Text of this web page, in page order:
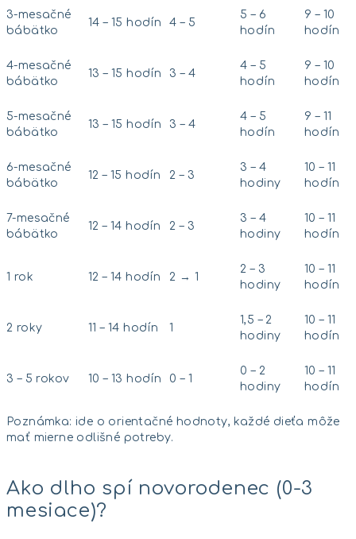
3-mesačné
bábätko
14 – 15 hodín 4 – 5
5 – 6
hodín
9 – 10
hodín
4-mesačné
bábätko
13 – 15 hodín 3 – 4
4 – 5
hodín
9 – 10
hodín
5-mesačné
bábätko
13 – 15 hodín 3 – 4
4 – 5
hodín
9 – 11
hodín
6-mesačné
bábätko
12 – 15 hodín 2 – 3
3 – 4
hodiny
10 – 11
hodín
7-mesačné
bábätko
12 – 14 hodín 2 – 3
3 – 4
hodiny
10 – 11
hodín
1 rok 12 – 14 hodín 2 → 1
2 – 3
hodiny
10 – 11
hodín
2 roky 11 – 14 hodín 1
1,5 – 2
hodiny
10 – 11
hodín
3 – 5 rokov 10 – 13 hodín 0 – 1
0 – 2
hodiny
10 – 11
hodín
Poznámka: ide o orientačné hodnoty, každé dieťa môže
mať mierne odlišné potreby.
Ako dlho spí novorodenec (0-3
mesiace)?